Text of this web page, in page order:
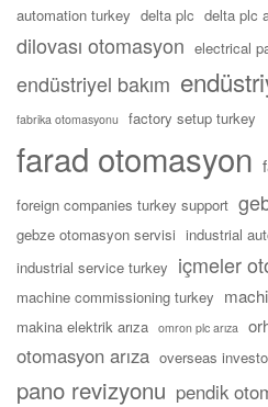
automation turkey delta plc delta plc
dilovası otomasyon electrical
endüstriyel bakım
fabrika otomasyonu factory setup turkey
farad otomasyon
foreign companies turkey support
gebze otomasyon servisi industrial
industrial service turkey içmeler
machine commissioning turkey
makina elektrik arıza omron plc arıza
otomasyon arıza overseas
pano revizyonu pendik